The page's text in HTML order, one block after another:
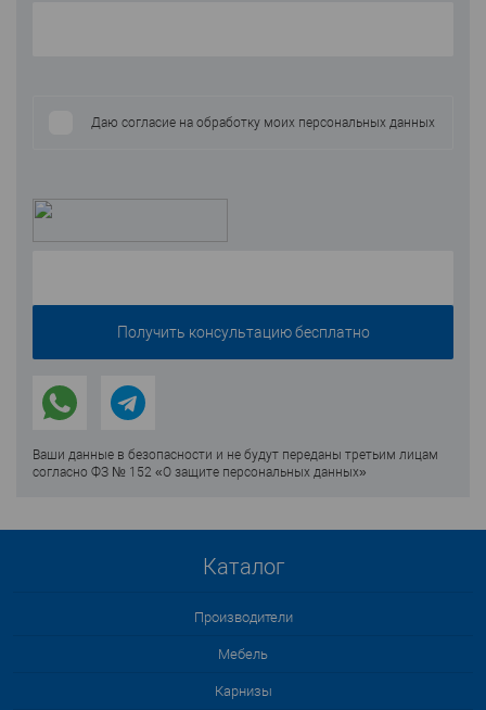
Даю согласие на обработку моих персональных данных
Ваши данные в безопасности и не будут переданы третьим лицам
согласно ФЗ № 152 «О защите персональных данных»
Каталог
Производители
Мебель
Карнизы